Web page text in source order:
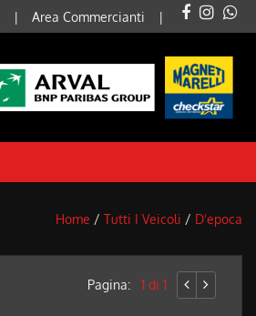
Area Commercianti
Home / Tutti I Veicoli / D'epoca
Pagina: 1 di 1